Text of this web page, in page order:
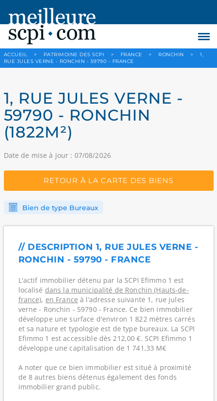
ACCUEIL > PATRIMOINE DES SCPI > FRANCE > RONCHIN >
1,
RUE JULES VERNE - RONCHIN - 59790 - FRANCE
1, RUE JULES VERNE -
59790 - RONCHIN
(1822M²)
Date de mise à jour : 07/08/2026
RETOUR À LA CARTE DES BIENS
Bien de type Bureaux
// DESCRIPTION 1, RUE JULES VERNE -
RONCHIN - 59790 - FRANCE
L'actif immobilier détenu par la SCPI Efimmo 1 est
localisé dans la municipalité de Ronchin (Hauts-de-
france), en France à l’adresse suivante 1, rue jules
verne - Ronchin - 59790 - France. Ce bien immobilier
développe une surface d'environ 1 822 mètres carrés
et sa nature et typologie est de type bureaux. La SCPI
Efimmo 1 est accessible dès 212,00 €. SCPI Efimmo 1
développe une capitalisation de 1 741,33 M€
A noter que ce bien immobilier est situé à proximité
de 8 autres biens détenus également des fonds
immobilier grand public.